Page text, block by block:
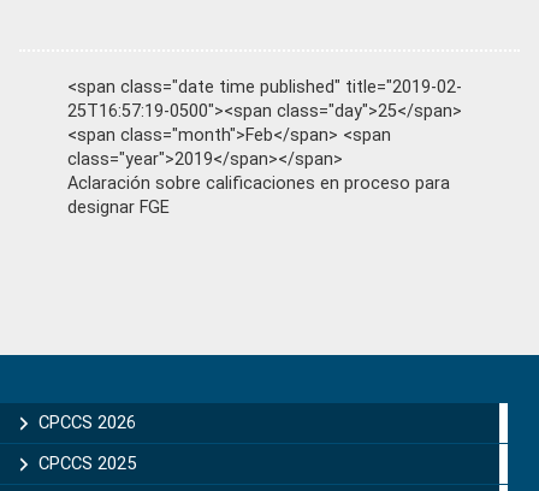
<span class="date time published" title="2019-02-
25T16:57:19-0500"><span class="day">25</span>
<span class="month">Feb</span> <span
class="year">2019</span></span>
Aclaración sobre calificaciones en proceso para
designar FGE
Sidebar
CPCCS 2026
CPCCS 2025